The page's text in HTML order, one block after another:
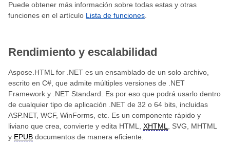
Puede obtener más información sobre todas estas y otras
funciones en el artículo Lista de funciones
Rendimiento y escalabilidad
Aspose.HTML for .NET es un ensamblado de un solo archivo,
escrito en C#, que admite múltiples versiones de .NET
Framework y .NET Standard. Es por eso que podrá usarlo dentro
de cualquier tipo de aplicación .NET de 32 o 64 bits, incluidas
ASP.NET, WCF, WinForms, etc. Es un componente rápido y
liviano que crea, convierte y edita HTML, XHTML
, SVG, MHTML
y EPUB documentos de manera eficiente.